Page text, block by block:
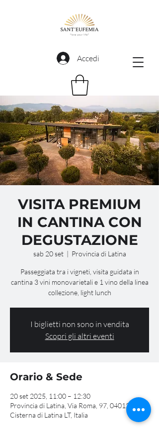
Accedi
VISITA PREMIUM
IN CANTINA CON
DEGUSTAZIONE
sab 20 set
  |
Provincia di Latina
Passeggiata tra i vigneti, visita guidata in
cantina 3 vini monovarietali e 1 vino della linea
collezione, light lunch
I biglietti non sono in vendita
Scopri gli altri eventi
Orario & Sede
20 set 2025, 11:00 – 12:30
Provincia di Latina, Via Roma, 97, 04012
Cisterna di Latina LT, Italia